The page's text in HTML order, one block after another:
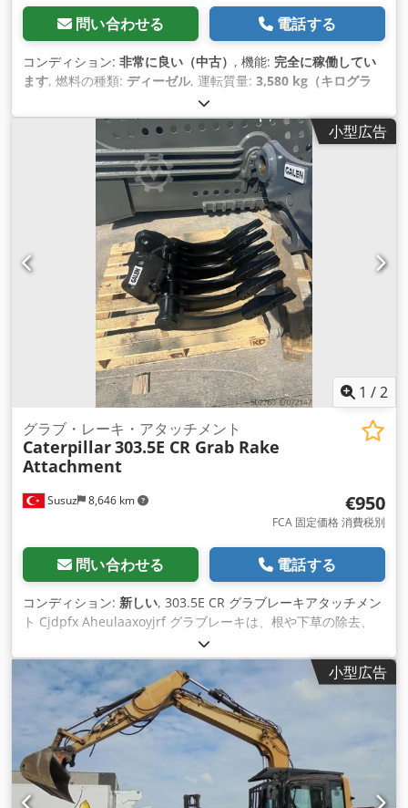
問い合わせる 電話する
コンディション: 非常に良い（中古） , 機能: 完全に稼働してい
ます, 燃料の種類: ディーゼル, 運転質量: 3,580 kg（キログラ
2,434 h
小型広告
1 /2
Susuz 8,646 km
グラブ・レーキ・アタッチメント
Caterpillar303.5E CR Grab Rake
Attachment
€950
FCA 固定価格 消費税別
問い合わせる 電話する
コンディション: 新しい, 303.5E CR グラブレーキアタッチメン
ト Cjdpfx Aheulaaxoyjrf グラブレーキは、根や下草の除去、
選別、積み込みに適しています。
小型広告